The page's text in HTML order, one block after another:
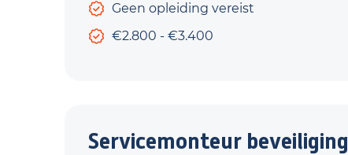
Geen opleiding vereist
€2.800 - €3.400
Servicemonteur beveiliging